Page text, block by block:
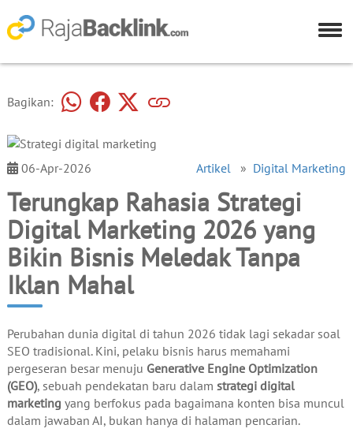
Bagikan:
06-Apr-2026 Artikel » Digital Marketing
Terungkap Rahasia Strategi
Digital Marketing 2026 yang
Bikin Bisnis Meledak Tanpa
Iklan Mahal
Perubahan dunia digital di tahun 2026 tidak lagi sekadar soal
SEO tradisional. Kini, pelaku bisnis harus memahami
pergeseran besar menuju Generative Engine Optimization
(GEO), sebuah pendekatan baru dalam strategi digital
marketing yang berfokus pada bagaimana konten bisa muncul
dalam jawaban AI, bukan hanya di halaman pencarian.